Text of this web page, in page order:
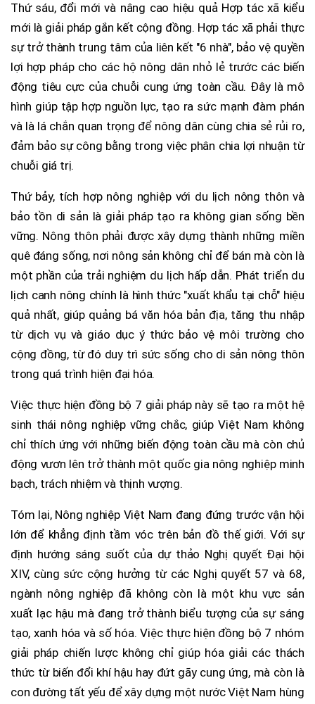
Thứ sáu, đổi mới và nâng cao hiệu quả Hợp tác xã kiểu
mới là giải pháp gắn kết cộng đồng. Hợp tác xã phải thực
sự trở thành trung tâm của liên kết "6 nhà", bảo vệ quyền
lợi hợp pháp cho các hộ nông dân nhỏ lẻ trước các biến
động tiêu cực của chuỗi cung ứng toàn cầu. Đây là mô
hình giúp tập hợp nguồn lực, tạo ra sức mạnh đàm phán
và là lá chắn quan trọng để nông dân cùng chia sẻ rủi ro,
đảm bảo sự công bằng trong việc phân chia lợi nhuận từ
chuỗi giá trị.
Thứ bảy, tích hợp nông nghiệp với du lịch nông thôn và
bảo tồn di sản là giải pháp tạo ra không gian sống bền
vững. Nông thôn phải được xây dựng thành những miền
quê đáng sống, nơi nông sản không chỉ để bán mà còn là
một phần của trải nghiệm du lịch hấp dẫn. Phát triển du
lịch canh nông chính là hình thức "xuất khẩu tại chỗ" hiệu
quả nhất, giúp quảng bá văn hóa bản địa, tăng thu nhập
từ dịch vụ và giáo dục ý thức bảo vệ môi trường cho
cộng đồng, từ đó duy trì sức sống cho di sản nông thôn
trong quá trình hiện đại hóa.
Việc thực hiện đồng bộ 7 giải pháp này sẽ tạo ra một hệ
sinh thái nông nghiệp vững chắc, giúp Việt Nam không
chỉ thích ứng với những biến động toàn cầu mà còn chủ
động vươn lên trở thành một quốc gia nông nghiệp minh
bạch, trách nhiệm và thịnh vượng.
Tóm lại, Nông nghiệp Việt Nam đang đứng trước vận hội
lớn để khẳng định tầm vóc trên bản đồ thế giới. Với sự
định hướng sáng suốt của dự thảo Nghị quyết Đại hội
XIV, cùng sức cộng hưởng từ các Nghị quyết 57 và 68,
ngành nông nghiệp đã không còn là một khu vực sản
xuất lạc hậu mà đang trở thành biểu tượng của sự sáng
tạo, xanh hóa và số hóa. Việc thực hiện đồng bộ 7 nhóm
giải pháp chiến lược không chỉ giúp hóa giải các thách
thức từ biến đổi khí hậu hay đứt gãy cung ứng, mà còn là
con đường tất yếu để xây dựng một nước Việt Nam hùng